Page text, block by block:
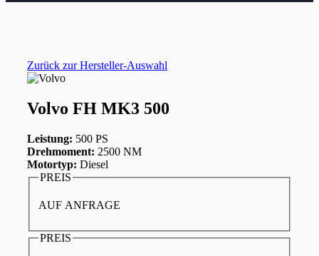
Zurück zur Hersteller-Auswahl
Volvo FH MK3 500
Leistung: 500 PS
Drehmoment: 2500 NM
Motortyp: Diesel
PREIS
AUF ANFRAGE
PREIS